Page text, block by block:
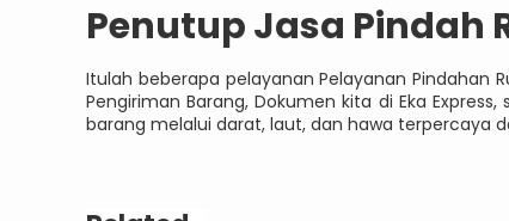
Penutup Jasa Pindah
Itulah beberapa pelayanan Pelayanan Pindahan
Pengiriman Barang, Dokumen kita di Eka
barang melalui darat, laut, dan hawa terpercaya